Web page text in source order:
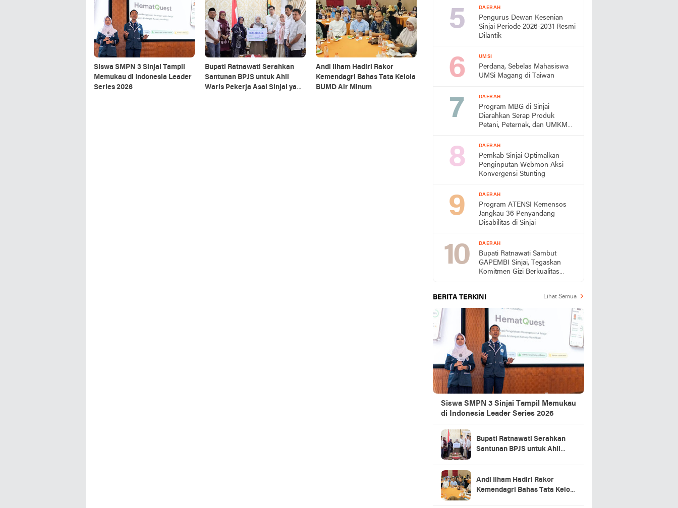
Siswa SMPN 3 Sinjai Tampil
Memukau di Indonesia Leader
Series 2026
Bupati Ratnawati Serahkan
Santunan BPJS untuk Ahli
Waris Pekerja Asal Sinjai yang
Andi Ilham Hadiri Rakor
Kemendagri Bahas Tata Kelola
BUMD Air Minum
DAERAH
Pengurus Dewan Kesenian
Sinjai Periode 2026-2031 Resmi
Dilantik
UMSI
Perdana, Sebelas Mahasiswa
UMSi Magang di Taiwan
DAERAH
Program MBG di Sinjai
Diarahkan Serap Produk
Petani, Peternak, dan UMKM
DAERAH
Pemkab Sinjai Optimalkan
Penginputan Webmon Aksi
Konvergensi Stunting
DAERAH
Program ATENSI Kemensos
Jangkau 36 Penyandang
Disabilitas di Sinjai
DAERAH
Bupati Ratnawati Sambut
GAPEMBI Sinjai, Tegaskan
Komitmen Gizi Berkualitas
BERITA TERKINI Lihat Semua
Siswa SMPN 3 Sinjai Tampil Memukau
di Indonesia Leader Series 2026
Bupati Ratnawati Serahkan
Santunan BPJS untuk Ahli
Andi Ilham Hadiri Rakor
Kemendagri Bahas Tata Kelola